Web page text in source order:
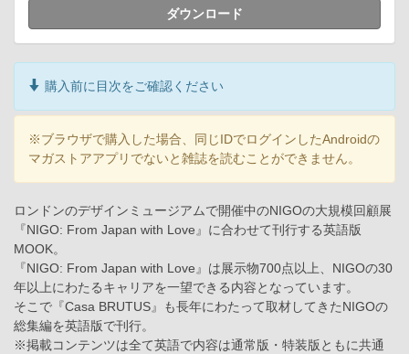
ダウンロード
購入前に目次をご確認ください
※ブラウザで購入した場合、同じIDでログインしたAndroidの
マガストアアプリでないと雑誌を読むことができません。
ロンドンのデザインミュージアムで開催中のNIGOの大規模回顧展
『NIGO: From Japan with Love』に合わせて刊行する英語版
MOOK。
『NIGO: From Japan with Love』は展示物700点以上、NIGOの30
年以上にわたるキャリアを一望できる内容となっています。
そこで『Casa BRUTUS』も長年にわたって取材してきたNIGOの
総集編を英語版で刊行。
※掲載コンテンツは全て英語で内容は通常版・特装版ともに共通